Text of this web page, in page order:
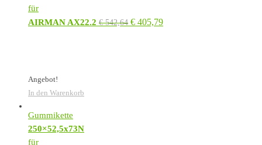
für
AIRMAN AX22.2 €542,64 € 405,79
Angebot!
In den Warenkorb
Gummikette
250×52,5x73N
für